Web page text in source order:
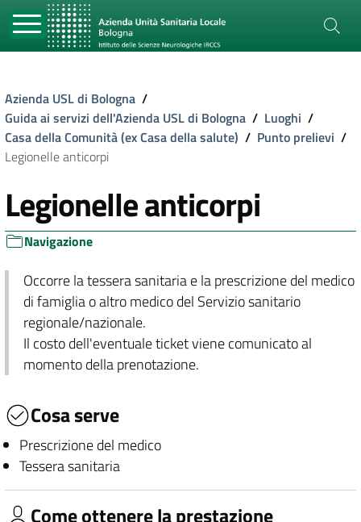
Azienda USL di Bologna /
Guida ai servizi dell'Azienda USL di Bologna / Luoghi /
Casa della Comunità (ex Casa della salute) / Punto prelievi /
Legionelle anticorpi
Legionelle anticorpi
Navigazione
Occorre la tessera sanitaria e la prescrizione del medico
di famiglia o altro medico del Servizio sanitario
regionale/nazionale.
Il costo dell'eventuale ticket viene comunicato al
momento della prenotazione.
Cosa serve
Prescrizione del medico
Tessera sanitaria
Come ottenere la prestazione